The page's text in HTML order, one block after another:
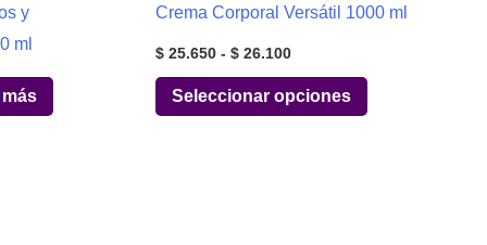
y
ml
más
Crema Corporal Versátil 1000 ml
$ 25.650 - $ 26.100
precios:
desde
Seleccionar opciones
Este
producto